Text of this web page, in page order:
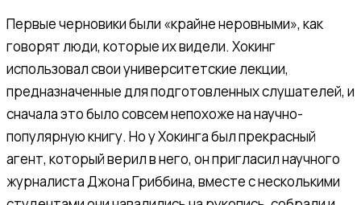
Первые черновики были «крайне неровными», как
говорят люди, которые их видели. Хокинг
использовал свои университетские лекции,
предназначенные для подготовленных слушателей, и
сначала это было совсем непохоже на научно-
популярную книгу. Но у Хокинга был прекрасный
агент, который верил в него, он пригласил научного
журналиста Джона Гриббина, вместе с несколькими